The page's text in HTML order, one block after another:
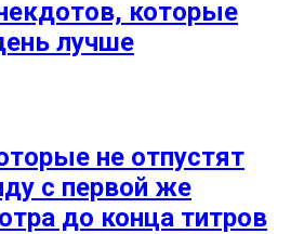
которые
лучше
не отпустят
с первой же
до конца титров